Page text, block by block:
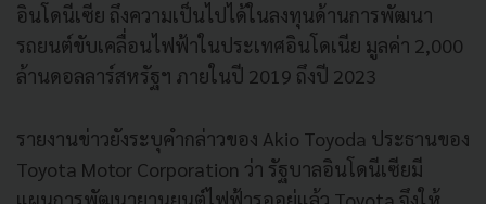
อินโดนีเซีย ถึงความเป็นไปได้ในลงทุนด้านการพัฒนา
รถยนต์ขับเคลื่อนไฟฟ้าในประเทศอินโดเนีย มูลค่า 2,000
ล้านดอลลาร์สหรัฐฯ ภายในปี 2019 ถึงปี 2023
รายงานข่าวยังระบุคำกล่าวของ Akio Toyoda ประธานของ
Toyota Motor Corporation ว่า รัฐบาลอินโดนีเซียมี
แผนการพัฒนายานยนต์ไฟฟ้ารออยู่แล้ว Toyota จึงให้